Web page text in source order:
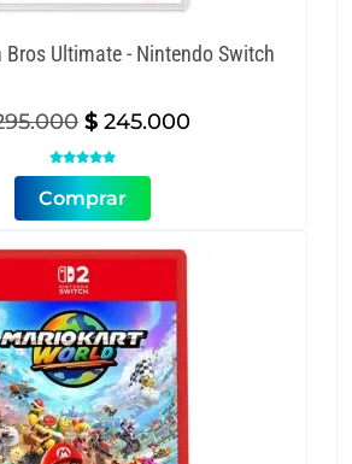
Bros Ultimate - Nintendo Switch
Original
price
was:
$ 295.000.
$ 245.000Current

Comprar